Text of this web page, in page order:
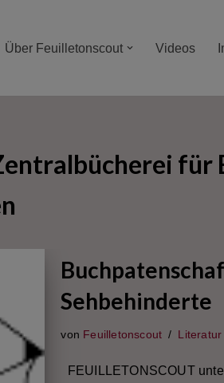
Über Feuilletonscout Videos
für
Sehbehinderte
von Feuilletonscout Literatur
FEUILLETONSCOUT